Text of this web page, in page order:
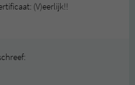
(V)eerlijk!!